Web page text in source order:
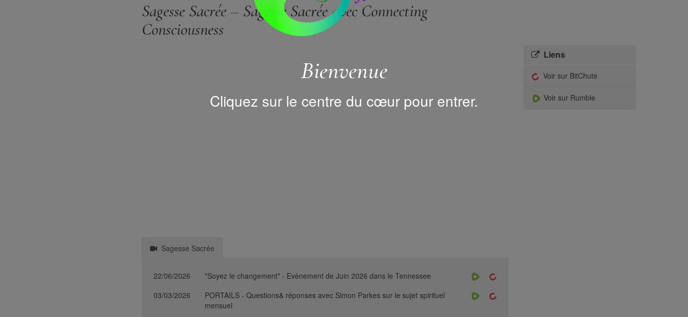
Bienvenue
Cliquez sur le centre du cœur pour entrer.
Sagesse Sacrée – Sagesse Sacrée avec Connecting
Consciousness
Sagesse Sacrée
22/06/2026
"Soyez le changement" - Evènement de Juin 2026 dans le Tennessee
03/03/2026
PORTAILS - Questions& réponses avec Simon Parkes sur le sujet spirituel
mensuel
Liens
Voir sur BitChute
Voir sur Rumble